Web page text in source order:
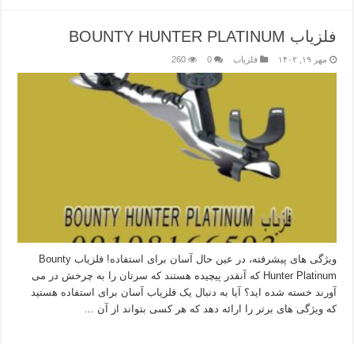
فلزیاب BOUNTY HUNTER PLATINUM
مهر ۱۹, ۱۴۰۲ فلزیاب 0
260
ویژگی های پیشرفته، در عین حال آسان برای استفاده! فلزیاب Bounty
Hunter Platinum که آنقدر پیچیده هستند که سرتان را به چرخش در می
آورند خسته شده اید؟ آیا به دنبال یک فلزیاب آسان برای استفاده هستید
که ویژگی های برتر را ارائه دهد که هر کسی بتواند از آن …